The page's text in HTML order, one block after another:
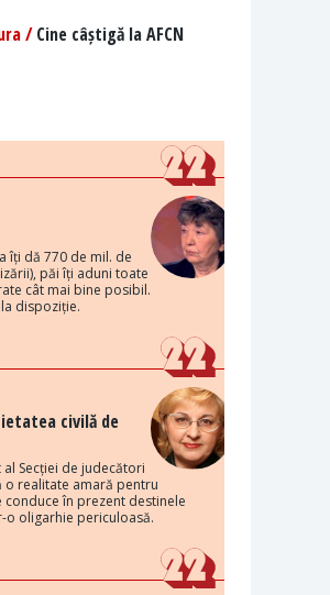
/Cine câștigă la AFCN
îți dă 770 de mil. de
păi îți aduni toate
cât mai bine posibil.
dispoziție.
civilă de
Secției de judecători
o realitate amară pentru
în prezent destinele
o oligarhie periculoasă.